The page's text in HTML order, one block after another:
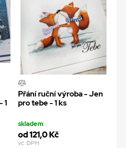
1
Přání ruční výroba - Jen
pro tebe - 1 ks
skladem
od 121,0 Kč
vč. DPH